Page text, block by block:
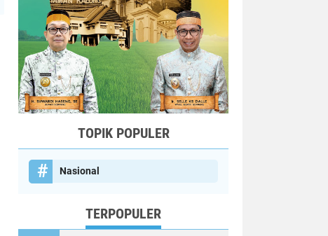
TOPIK POPULER
Nasional
TERPOPULER